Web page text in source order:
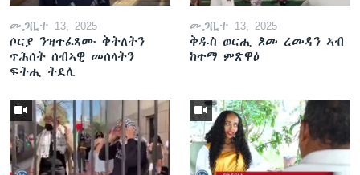
መጋቢት 13, 2025
ሶርያ ንዝተፈጸሙ ቅትለትን
ጥሕሰት ሰብኣዊ መሰላትን
ፍትሒ ትደሊ
መጋቢት 13, 2025
ቅዱስ ወርሒ ጾመ ረመዳን ኣብ
ከተማ ምጽዋዕ